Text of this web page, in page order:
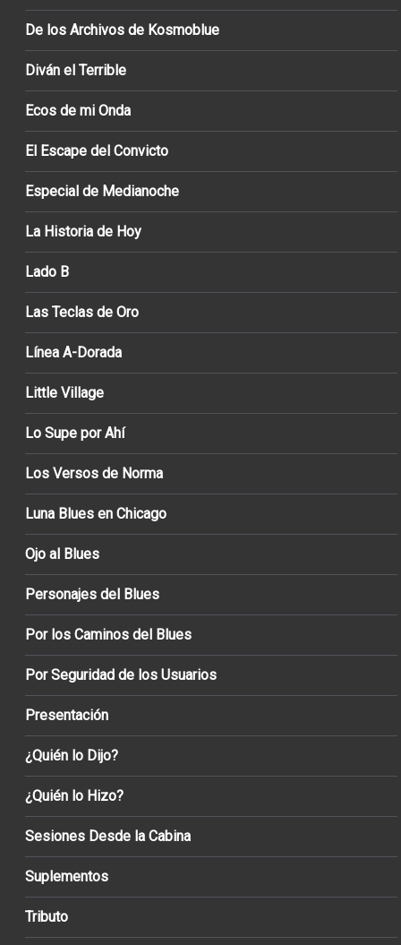
De los Archivos de Kosmoblue
Diván el Terrible
Ecos de mi Onda
El Escape del Convicto
Especial de Medianoche
La Historia de Hoy
Lado B
Las Teclas de Oro
Línea A-Dorada
Little Village
Lo Supe por Ahí
Los Versos de Norma
Luna Blues en Chicago
Ojo al Blues
Personajes del Blues
Por los Caminos del Blues
Por Seguridad de los Usuarios
Presentación
¿Quién lo Dijo?
¿Quién lo Hizo?
Sesiones Desde la Cabina
Suplementos
Tributo